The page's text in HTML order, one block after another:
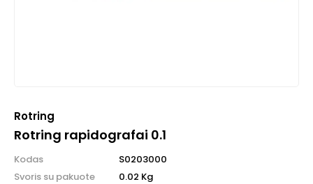
Rotring
Rotring rapidografai 0.1
Kodas
Svoris su pakuote
S0203000
0.02 Kg